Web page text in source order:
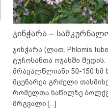
ჯინჭარა –
ჯინჭარა (ლათ. Phlomis
ტუჩოსანთა ოჯახში შედის.
მრავალწლიანი 50-150 სმ
მცენარეა გრძელი
რომელთა ნაწილზე
მრგვალი [...]